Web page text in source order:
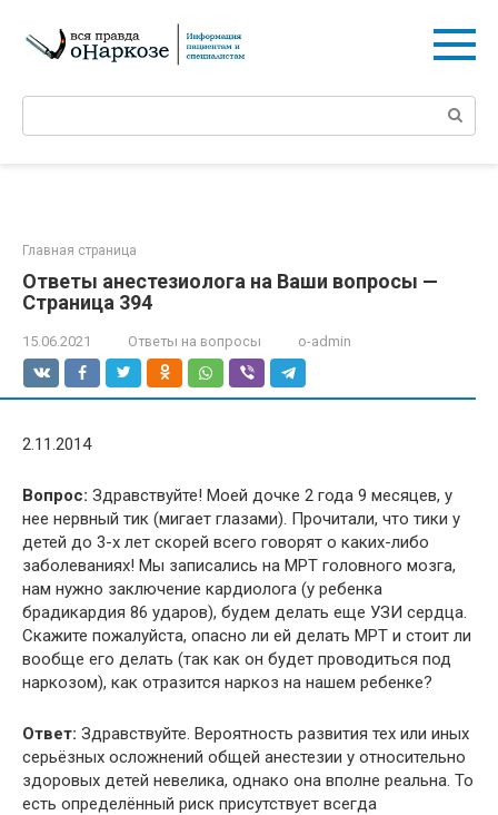
контенту
Поиск:
Главная страница
Ответы анестезиолога на Ваши вопросы —
Страница 394
15.06.2021 Ответы на вопросы o-admin
2.11.2014
Вопрос: Здравствуйте! Моей дочке 2 года 9 месяцев, у
нее нервный тик (мигает глазами). Прочитали, что тики у
детей до 3-х лет скорей всего говорят о каких-либо
заболеваниях! Мы записались на МРТ головного мозга,
нам нужно заключение кардиолога (у ребенка
брадикардия 86 ударов), будем делать еще УЗИ сердца.
Скажите пожалуйста, опасно ли ей делать МРТ и стоит ли
вообще его делать (так как он будет проводиться под
наркозом), как отразится наркоз на нашем ребенке?
Ответ: Здравствуйте. Вероятность развития тех или иных
серьёзных осложнений общей анестезии у относительно
здоровых детей невелика, однако она вполне реальна. То
есть определённый риск присутствует всегда